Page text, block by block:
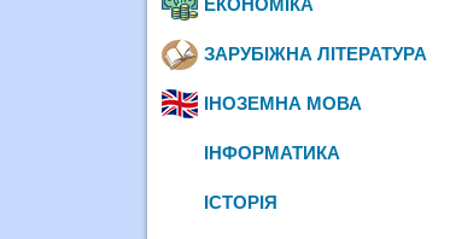
ЗАРУБІЖНА ЛІТЕРАТУРА
ІНОЗЕМНА МОВА
ІНФОРМАТИКА
ІСТОРІЯ